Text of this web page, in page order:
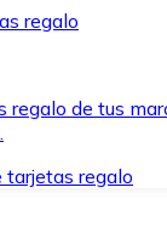
regalo
regalo de tus
tarjetas regalo